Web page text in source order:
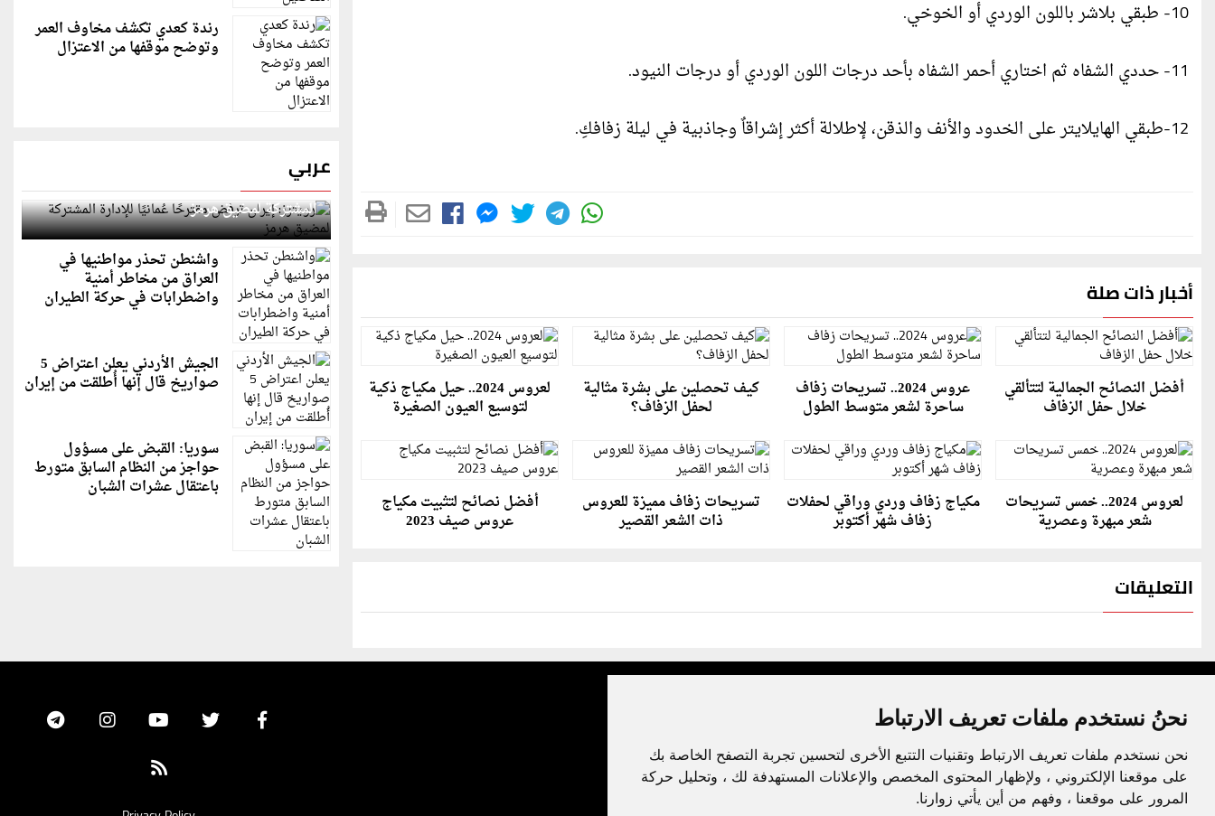
نحنُ نستخدم ملفات تعريف الارتباط
نحن نستخدم ملفات تعريف الارتباط وتقنيات التتبع الأخرى لتحسين تجربة التصفح الخاصة بك
على موقعنا الإلكتروني ، ولإظهار المحتوى المخصص والإعلانات المستهدفة لك ، وتحليل حركة
المرور على موقعنا ، وفهم من أين يأتي زوارنا.
10- طبقي بلاشر باللون الوردي أو الخوخي.
11- حددي الشفاه ثم اختاري أحمر الشفاه بأحد درجات اللون الوردي أو درجات النيود.
12-طبقي الهايلايتر على الخدود والأنف والذقن، لإطلالة أكثر إشراقاٌ وجاذبية في ليلة زفافكِ.
أخبار ذات صلة
أفضل النصائح الجمالية لتتألقي
خلال حفل الزفاف
عروس 2024.. تسريحات زفاف
ساحرة لشعر متوسط الطول
كيف تحصلين على بشرة مثالية
لحفل الزفاف؟
لعروس 2024.. حيل مكياج ذكية
لتوسيع العيون الصغيرة
لعروس 2024.. خمس تسريحات
شعر مبهرة وعصرية
مكياج زفاف وردي وراقي لحفلات
زفاف شهر أكتوبر
تسريحات زفاف مميزة للعروس
ذات الشعر القصير
أفضل نصائح لتثبيت مكياج
عروس صيف 2023
التعليقات
رندة كعدي تكشف مخاوف العمر
وتوضح موقفها من الاعتزال
عربي
رويترز: إيران ترفض مقترحًا عُمانيًا للإدارة
المشتركة لمضيق هرمز
واشنطن تحذر مواطنيها في
العراق من مخاطر أمنية
واضطرابات في حركة الطيران
الجيش الأردني يعلن اعتراض 5
صواريخ قال إنها أُطلقت من إيران
سوريا: القبض على مسؤول
حواجز من النظام السابق متورط
باعتقال عشرات الشبان
جميع الحقوق محفوظة لدنيا الوطن © 2003 - 2022